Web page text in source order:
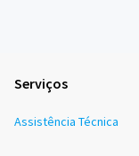
Serviços
Assistência Técnica